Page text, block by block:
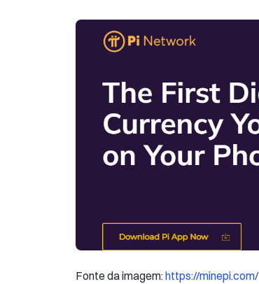
Fonte da imagem:https://minepi.com/